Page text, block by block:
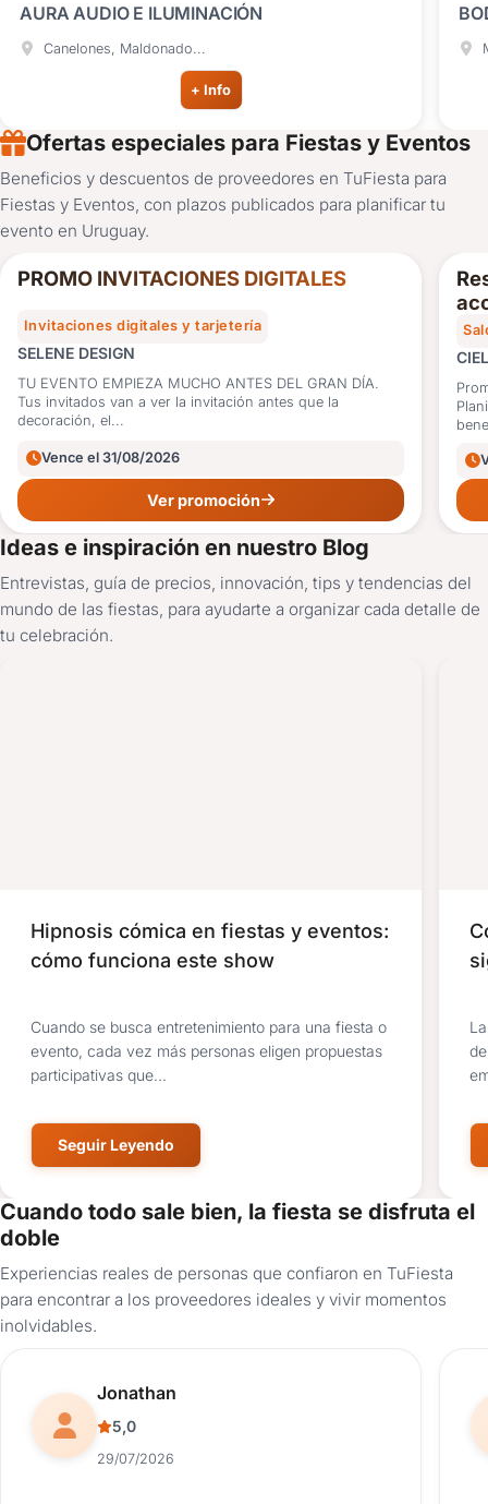
AURA AUDIO E ILUMINACIÓN
Canelones, Maldonado...
+ Info
Ofertas especiales para Fiestas y Eventos
Beneficios y descuentos de proveedores en TuFiesta para
Fiestas y Eventos, con plazos publicados para planificar tu
evento en Uruguay.
10%
OFF
PROMO INVITACIONES DIGITALES
Invitaciones digitales y tarjetería
SELENE DESIGN
TU EVENTO EMPIEZA MUCHO ANTES DEL GRAN DÍA.
Tus invitados van a ver la invitación antes que la
decoración, el...
Vence el 31/08/2026
Ver promoción
Ideas e inspiración en nuestro Blog
Entrevistas, guía de precios, innovación, tips y tendencias del
mundo de las fiestas, para ayudarte a organizar cada detalle de
tu celebración.
Hipnosis cómica en fiestas y eventos:
cómo funciona este show
Cuando se busca entretenimiento para una fiesta o
evento, cada vez más personas eligen propuestas
participativas que...
Seguir Leyendo
Cuando todo sale bien, la fiesta se disfruta el
doble
Experiencias reales de personas que confiaron en TuFiesta
para encontrar a los proveedores ideales y vivir momentos
inolvidables.
Reseña de usuario.
Jonathan
5,0
29/07/2026